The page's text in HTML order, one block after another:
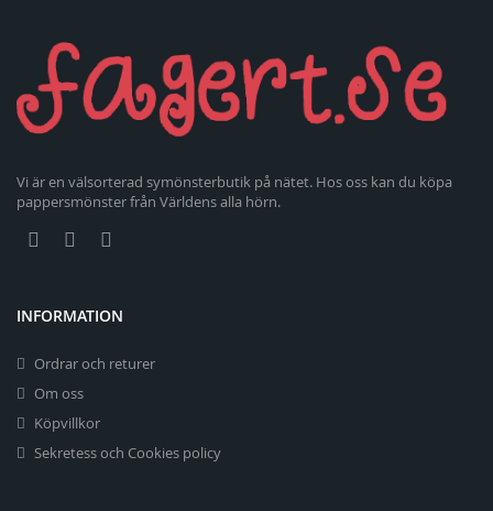
Vi är en välsorterad symönsterbutik på nätet. Hos oss kan du köpa
pappersmönster från Världens alla hörn.
INFORMATION
Ordrar och returer
Om oss
Köpvillkor
Sekretess och Cookies policy